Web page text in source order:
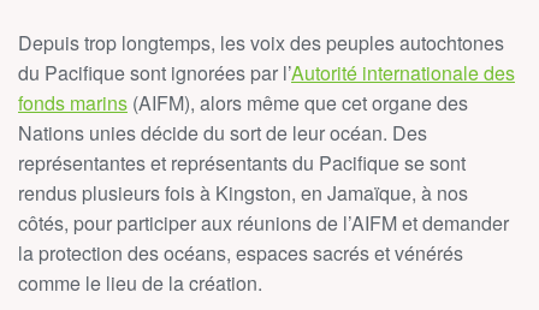
Depuis trop longtemps, les voix des peuples autochtones
du Pacifique sont ignorées par l’Autorité internationale des
fonds marins (AIFM), alors même que cet organe des
Nations unies décide du sort de leur océan. Des
représentantes et représentants du Pacifique se sont
rendus plusieurs fois à Kingston, en Jamaïque, à nos
côtés, pour participer aux réunions de l’AIFM et demander
la protection des océans, espaces sacrés et vénérés
comme le lieu de la création.